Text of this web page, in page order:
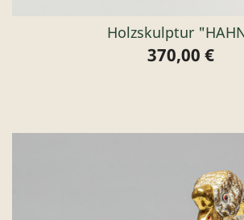
Holzskulptur
Preis
370,00 €